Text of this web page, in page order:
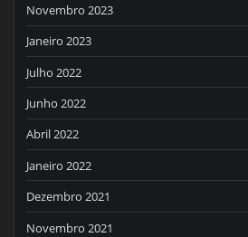
Novembro 2023
Janeiro 2023
Julho 2022
Junho 2022
Abril 2022
Janeiro 2022
Dezembro 2021
Novembro 2021